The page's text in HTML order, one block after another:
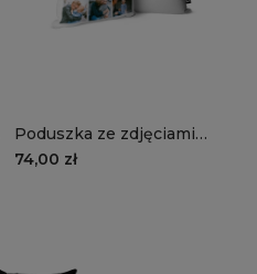
Poduszka ze zdjęciami
Insta dla Taty biała | 8
74,00 zł